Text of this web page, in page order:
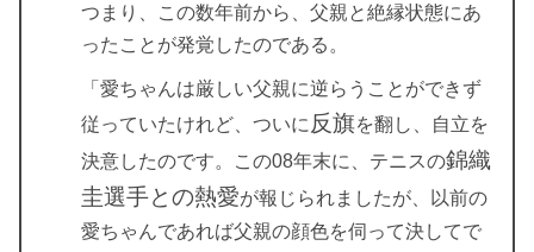
つまり、この数年前から、父親と絶縁状態にあ
ったことが発覚したのである。
「愛ちゃんは厳しい父親に逆らうことができず
従っていたけれど、ついに 反旗を翻し、自立を
決意したのです。この08年末に、テニスの錦織
圭選手との熱愛が報じられましたが、以前の
愛ちゃんであれば父親の顔色を伺って決してで